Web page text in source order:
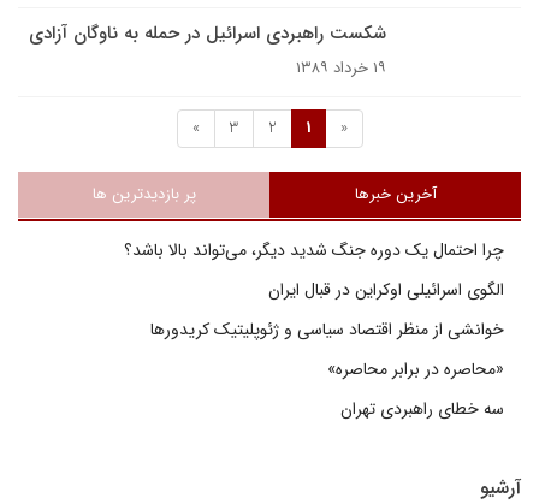
شکست راهبردی اسرائیل در حمله به ناوگان آزادی
۱۹ خرداد ۱۳۸۹
«
1
2
3
»
آخرین خبرها پر بازدیدترین ها
چرا احتمال یک دوره جنگ شدید دیگر، می‌تواند بالا باشد؟
الگوی اسرائیلی اوکراین در قبال ایران
خوانشی از منظر اقتصاد سیاسی و ژئوپلیتیک کریدورها
«محاصره در برابر محاصره»
سه خطای راهبردی تهران
آرشیو